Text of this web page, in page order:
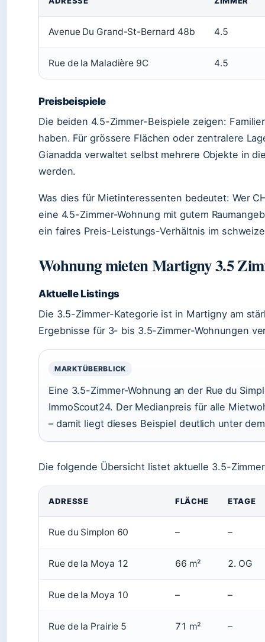
Avenue Du Grand-St-Bernard 48b 4.5
Rue de la Maladière 9C 4.5
Preisbeispiele
Die beiden 4.5-Zimmer-Beispiele zeigen:
haben. Für grössere Flächen oder zentralere
Gianadda verwaltet selbst mehrere Objekte in
werden.
Was dies für Mietinteressenten bedeutet: Wer
eine 4.5-Zimmer-Wohnung mit gutem
ein faires Preis-Leistungs-Verhältnis im
Wohnung mieten Martigny 3.5
Aktuelle Listings
Die 3.5-Zimmer-Kategorie ist in Martigny am
Ergebnisse für 3- bis 3.5-Zimmer-Wohnungen
MARKTÜBERBLICK
Eine 3.5-Zimmer-Wohnung an der Rue du
ImmoScout24. Der Medianpreis für alle
– damit liegt dieses Beispiel deutlich unter
Die folgende Übersicht listet aktuelle 3.5-
ADRESSE FLÄCHE ETAGE
Rue du Simplon 60 – –
Rue de la Moya 12 66 m² 2. OG
Rue de la Moya 10 – –
Rue de la Prairie 5 71 m² –